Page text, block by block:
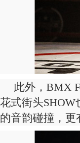
此外，BMX
花式街头
的音韵碰撞，